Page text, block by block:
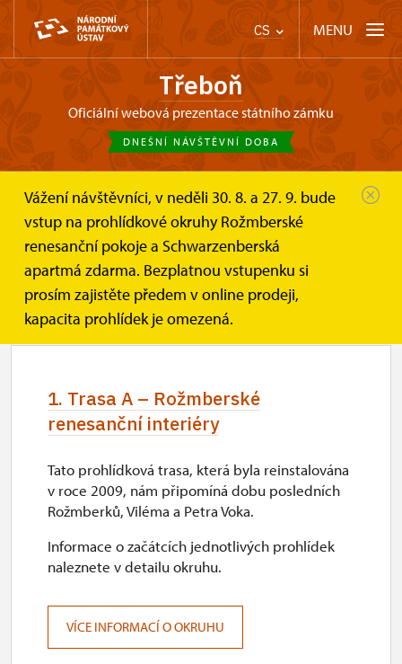
CS MENU
Třeboň
oficiální webová prezentace státního zámku
DNEŠNÍ NÁVŠTĚVNÍ DOBA
Vážení návštěvníci, v neděli 30. 8. a 27. 9. bude
vstup na prohlídkové okruhy Rožmberské
renesanční pokoje a Schwarzenberská
apartmá zdarma. Bezplatnou vstupenku si
prosím zajistěte předem v online prodeji,
kapacita prohlídek je omezená.
Třeboň Informace pro návštěvníky Návštěvní doba
Návštěvní doba
1. Trasa A – Rožmberské
renesanční interiéry
Tato prohlídková trasa, která byla reinstalována
v roce 2009, nám připomíná dobu posledních
Rožmberků, Viléma a Petra Voka.
Informace o začátcích jednotlivých prohlídek
naleznete v detailu okruhu.
VÍCE INFORMACÍ O OKRUHU